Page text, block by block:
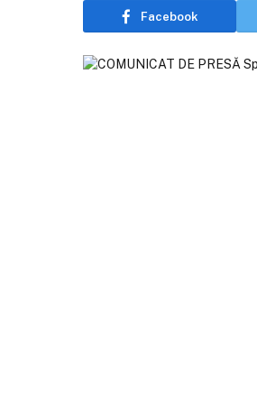
Facebook